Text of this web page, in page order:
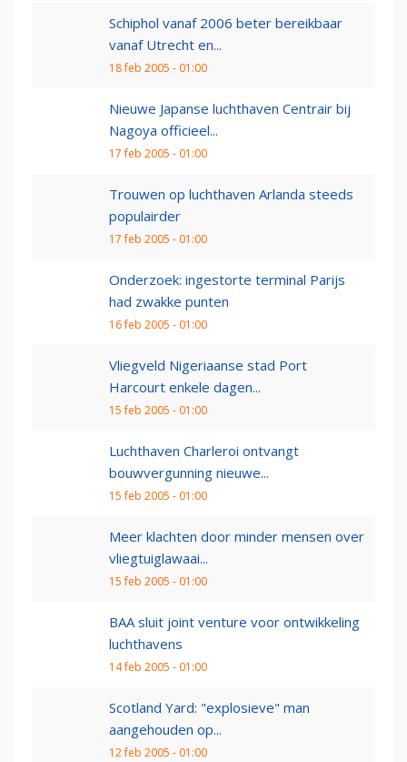
Schiphol vanaf 2006 beter bereikbaar
vanaf Utrecht en...
18 feb 2005 - 01:00
Nieuwe Japanse luchthaven Centrair bij
Nagoya officieel...
17 feb 2005 - 01:00
Trouwen op luchthaven Arlanda steeds
populairder
17 feb 2005 - 01:00
Onderzoek: ingestorte terminal Parijs
had zwakke punten
16 feb 2005 - 01:00
Vliegveld Nigeriaanse stad Port
Harcourt enkele dagen...
15 feb 2005 - 01:00
Luchthaven Charleroi ontvangt
bouwvergunning nieuwe...
15 feb 2005 - 01:00
Meer klachten door minder mensen over
vliegtuiglawaai...
15 feb 2005 - 01:00
BAA sluit joint venture voor ontwikkeling
luchthavens
14 feb 2005 - 01:00
Scotland Yard: "explosieve" man
aangehouden op...
12 feb 2005 - 01:00